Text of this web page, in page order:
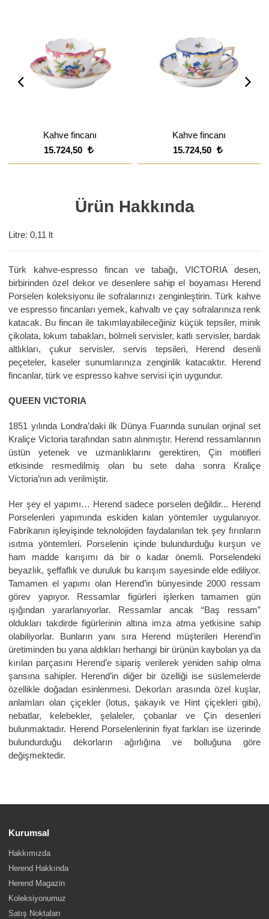
Kahve fincanı
15.724,50
Kahve fincanı
15.724,50
Ürün Hakkında
Litre: 0,11 lt
Türk kahve-espresso fincan ve tabağı, VICTORIA desen,
birbirinden özel dekor ve desenlere sahip el boyaması Herend
Porselen koleksiyonu ile sofralarınızı zenginleştirin. Türk kahve
ve espresso fincanları yemek, kahvaltı ve çay sofralarınıza renk
katacak. Bu fincan ile takımlayabileceğiniz küçük tepsiler, minik
çikolata, lokum tabakları, bölmeli servisler, katlı servisler, bardak
altlıkları, çukur servisler, servis tepsileri, Herend desenli
peçeteler, kaseler sunumlarınıza zenginlik katacaktır. Herend
fincanlar, türk ve espresso kahve servisi için uygundur.
QUEEN VICTORIA
1851 yılında Londra’daki ilk Dünya Fuarında sunulan orjinal set
Kraliçe Victoria tarafından satın alınmıştır. Herend ressamlarının
üstün yetenek ve uzmanlıklarını gerektiren, Çin motifleri
etkisinde resmedilmiş olan bu sete daha sonra Kraliçe
Victoria’nın adı verilmiştir.
Her şey el yapımı… Herend sadece porselen değildir... Herend
Porselenleri yapımında eskiden kalan yöntemler uygulanıyor.
Fabrikanın işleyişinde teknolojiden faydalanılan tek şey fırınların
ısıtma yöntemleri. Porselenin içinde bulundurduğu kurşun ve
ham madde karışımı da bir o kadar önemli. Porselendeki
beyazlık, şeffaflık ve duruluk bu karışım sayesinde elde ediliyor.
Tamamen el yapımı olan Herend’in bünyesinde 2000 ressam
görev yapıyor. Ressamlar figürleri işlerken tamamen gün
ışığından yararlanıyorlar. Ressamlar ancak “Baş ressam”
oldukları takdirde figürlerinin altına imza atma yetkisine sahip
olabiliyorlar. Bunların yanı sıra Herend müşterileri Herend’in
üretiminden bu yana aldıkları herhangi bir ürünün kaybolan ya da
kırılan parçasını Herend’e sipariş verilerek yeniden sahip olma
şansına sahipler. Herend’in diğer bir özelliği ise süslemelerde
özellikle doğadan esinlenmesi. Dekorları arasında özel kuşlar,
anlamları olan çiçekler (lotus, şakayık ve Hint çiçekleri gibi),
nebatlar, kelebekler, şelaleler, çobanlar ve Çin desenleri
bulunmaktadır. Herend Porselenlerinin fiyat farkları ise üzerinde
bulundurduğu dekorların ağırlığına ve bolluğuna göre
değişmektedir.
Kurumsal
Hakkımızda
Herend Hakkında
Herend Magazin
Koleksiyonumuz
Satış Noktaları